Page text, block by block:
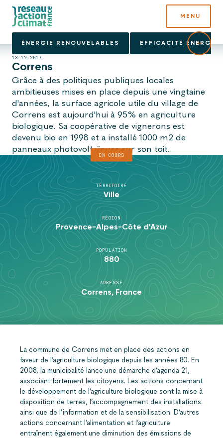
MENU
ÉNERGIE RENOUVELABLES EFFICACITÉ
13-12-2017
Correns
Grâce à des politiques publiques locales
ambitieuses mises en place depuis une vingtaine
d'années, la surface agricole utile du village de
Correns est aujourd'hui à 95% en agriculture
biologique. Sa coopérative de vignerons est
devenu bio en 1998 et a installé 1000 m2 de
panneaux photovoltaïques sur son toit.
EN COURS
TERRITOIRE
Ville
RÉGION
Provence-Alpes-Côte d'Azur
POPULATION
880
ADRESSE
Correns, France
La commune de Correns met en place des actions en
faveur de l’agriculture biologique depuis les années 80. En
2008, la municipalité lance une démarche d’agenda 21,
associant fortement les citoyens. Les actions concernant
le développement de l’agriculture biologique sont la mise à
disposition de terres, l’accompagnement des installations
ainsi que de l’information et de la sensibilisation. D’autres
actions concernant l’alimentation et l’agriculture
entraînent également une diminution des émissions de